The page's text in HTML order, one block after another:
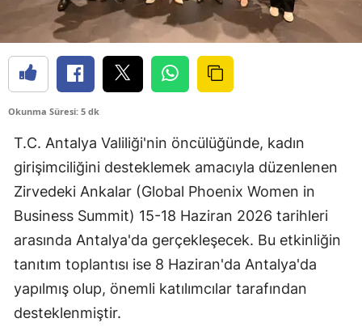
Okunma Süresi: 5 dk
T.C. Antalya Valiliği'nin öncülüğünde, kadın
girişimciliğini desteklemek amacıyla düzenlenen
Zirvedeki Ankalar (Global Phoenix Women in
Business Summit) 15-18 Haziran 2026 tarihleri
arasında Antalya'da gerçekleşecek. Bu etkinliğin
tanıtım toplantısı ise 8 Haziran'da Antalya'da
yapılmış olup, önemli katılımcılar tarafından
desteklenmiştir.